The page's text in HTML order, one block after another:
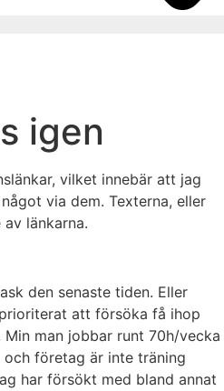
igen
vilket innebär att jag
via dem. Texterna, eller
länkarna.
den senaste tiden. Eller
att försöka få ihop
man jobbar runt 70h/vecka
företag är inte träning
har försökt med bland annat